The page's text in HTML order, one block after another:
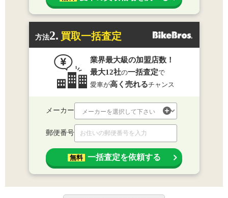
方法2. 買取一括査定
業界最大級の加盟店数！
最大12社の一括査定で
愛車が高く売れるチャンス
メーカー
郵便番号
無料 一括査定を依頼する